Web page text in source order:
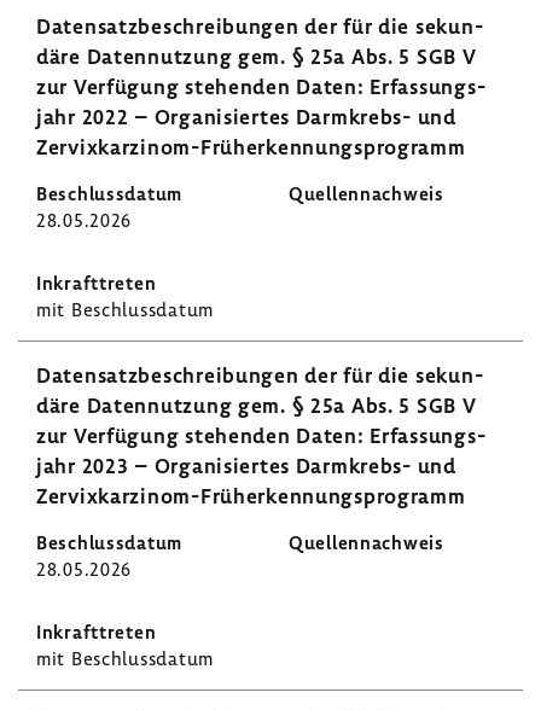
Daten­satz­be­schrei­bungen der für die sekun­
däre Daten­nut­zung gem. § 25a Abs. 5 SGB V
zur Verfü­gung stehenden Daten: Erfas­sungs­
jahr 2022 – Orga­ni­siertes Darmkrebs-​ und
Zervixkarzinom-​Früherkennungsprogramm
28.05.2026
mit Beschluss­datum
Daten­satz­be­schrei­bungen der für die sekun­
däre Daten­nut­zung gem. § 25a Abs. 5 SGB V
zur Verfü­gung stehenden Daten: Erfas­sungs­
jahr 2023 – Orga­ni­siertes Darmkrebs-​ und
Zervixkarzinom-​Früherkennungsprogramm
28.05.2026
mit Beschluss­datum